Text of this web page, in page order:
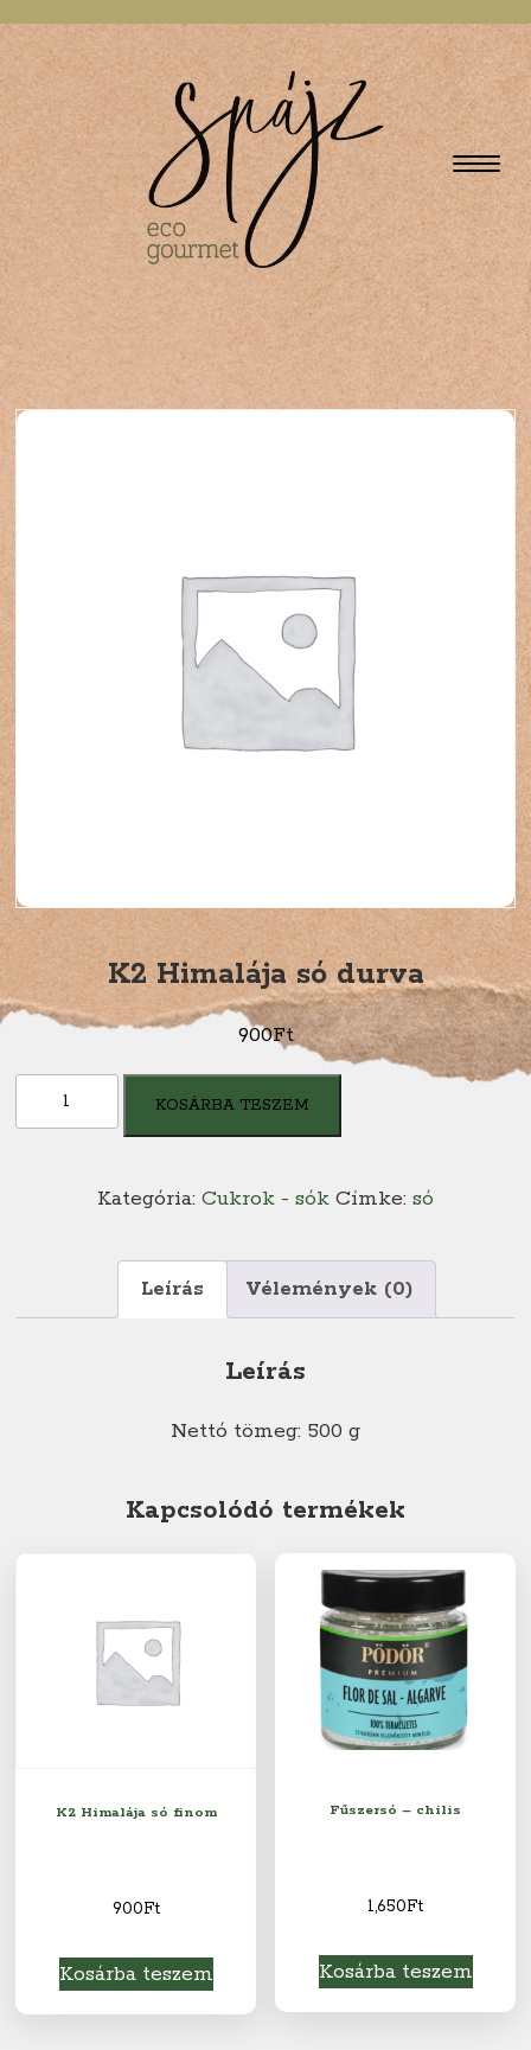
K2 Himalája só durva
900Ft
Himalája
KOSÁRBA TESZEM
Kategória: Cukrok - sók Címke: só
Leírás Vélemények (0)
Leírás
Nettó tömeg: 500 g
Kapcsolódó termékek
K2 Himalája só finom
900Ft
Kosárba teszem
Fűszersó – chilis
1,650Ft
Kosárba teszem